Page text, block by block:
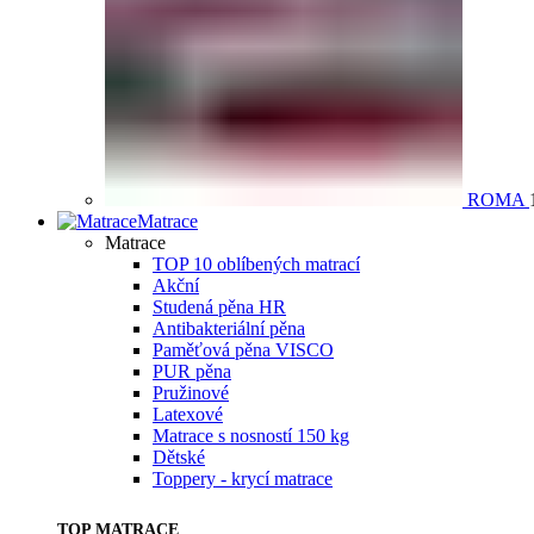
ROMA
Matrace
Matrace
TOP 10 oblíbených matrací
Akční
Studená pěna HR
Antibakteriální pěna
Paměťová pěna VISCO
PUR pěna
Pružinové
Latexové
Matrace s nosností 150 kg
Dětské
Toppery - krycí matrace
TOP MATRACE